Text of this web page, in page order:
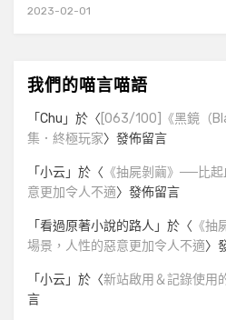
2023-02-01
我們的喵言喵語
「Chu 」於〈 [063/100]《黑鏡（
集．終極玩家〉發佈留言
「小云」於〈 《抽屍剝繭》──比
意更加令人不適〉發佈留言
「看過原著小說的路人 」於〈 《
場景，人性的惡意更加令人不適〉
「小云」於〈新站啟用＆記錄使用
言